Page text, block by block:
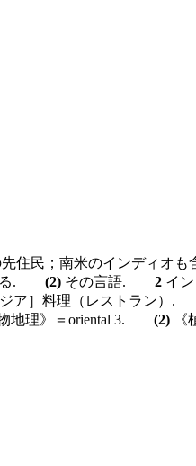
住民；南米のインディオ
れる. (2) その言語. 2 イ
ジア］料理（レストラン）.
地理》＝oriental 3. (2) 《